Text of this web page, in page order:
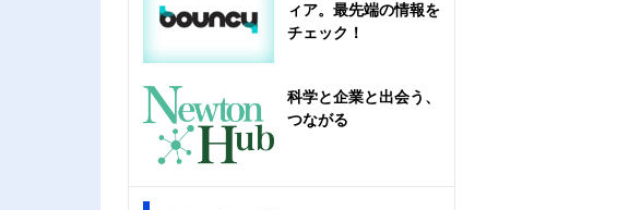
ィア。最先端の情報を
チェック！
科学と企業と出会う、
つながる